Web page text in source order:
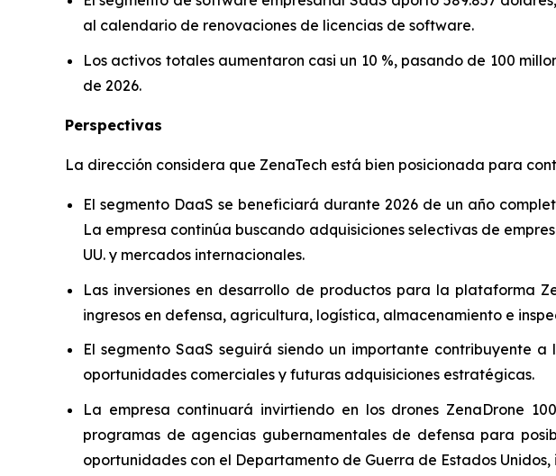
al calendario de renovaciones de licencias de software.
Los activos totales aumentaron casi un 10 %, pasando de 100
de 2026.
Perspectivas
La dirección considera que ZenaTech está bien posicionada para
El segmento DaaS se beneficiará durante 2026 de un año
La empresa continúa buscando adquisiciones selectivas de
UU. y mercados internacionales.
Las inversiones en desarrollo de productos para la plataforma
ingresos en defensa, agricultura, logística, almacenamiento e
El segmento SaaS seguirá siendo un importante contribuyente
oportunidades comerciales y futuras adquisiciones estratégicas.
La empresa continuará invirtiendo en los drones ZenaDrone
programas de agencias gubernamentales de defensa para
oportunidades con el Departamento de Guerra de Estados